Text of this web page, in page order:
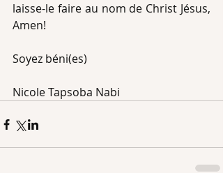
laisse-le faire au nom de Christ Jésus,
Amen!
Soyez béni(es)
Nicole Tapsoba Nabi